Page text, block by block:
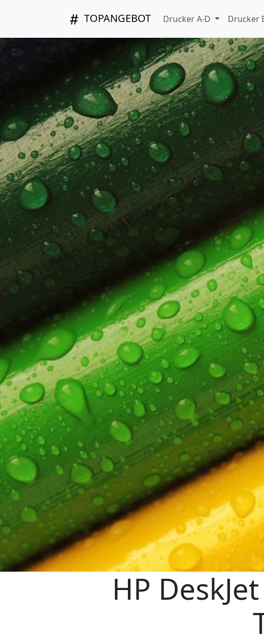
TOPANGEBOT Drucker A-D Drucker
HP